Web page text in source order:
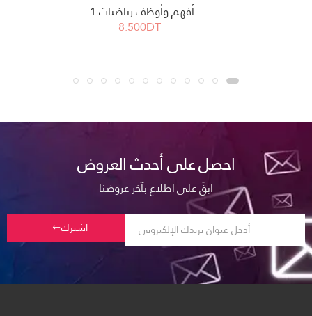
أفهم وأوظف رياضيات 1
8.500DT
احصل على أحدث العروض
ابقَ على اطلاع بآخر عروضنا
اشترك